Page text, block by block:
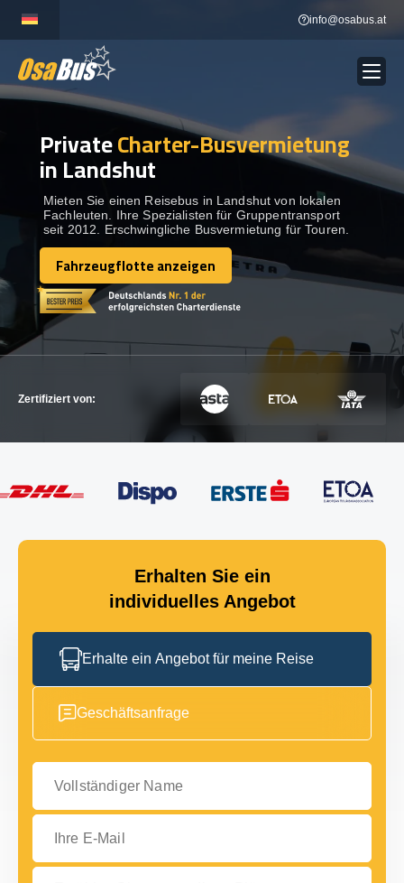
content
info@osabus.at
BUSVERMIETUNG Show dropdown
REISEZIELE Show dropdown
FLOTTE
KONTAKTIEREN SIE UNS
KONTAKTIEREN SIE UNS
PrivateCharter-Busvermietung
in Landshut
Mieten Sie einen Reisebus in Landshut von lokalen
Fachleuten. Ihre Spezialisten für Gruppentransport
seit 2012. Erschwingliche Busvermietung für Touren.
Fahrzeugflotte anzeigen
Fahrzeugflotte anzeigen
Zertifiziert von:
Erhalten Sie ein
individuelles Angebot
Erhalte ein Angebot für meine Reise
Geschäftsanfrage
Vollständiger Name
Ihre E-Mail
Erzählen Sie uns von Ihren Plänen